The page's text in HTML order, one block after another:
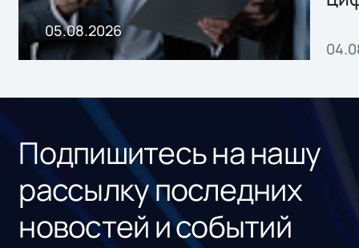
05.08.2026
Подпишитесь на нашу
рассылку последних
новостей и событий